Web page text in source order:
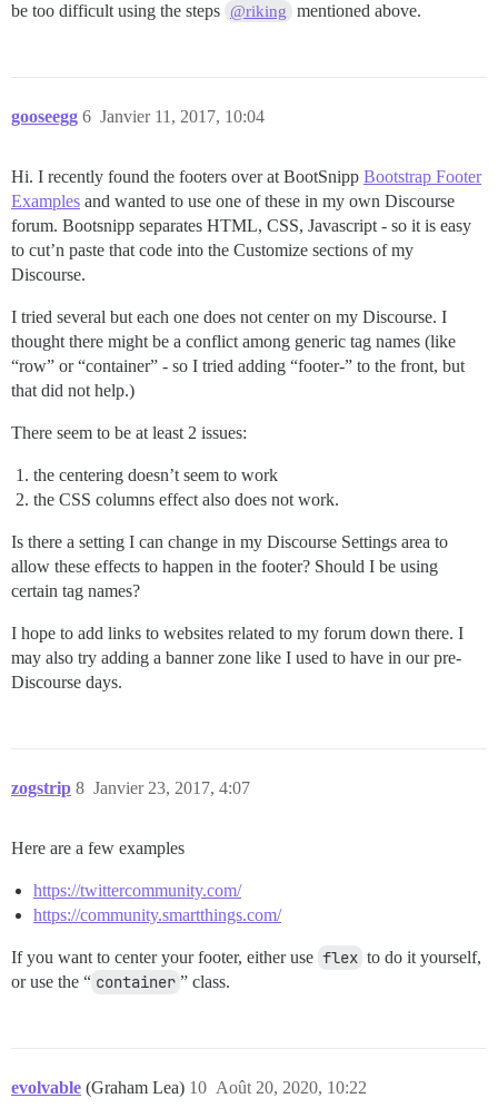
be too difficult using the steps @riking mentioned above.
gooseegg Janvier 11, 2017, 10:04
6
Hi. I recently found the footers over at BootSnipp Bootstrap Footer
Examples and wanted to use one of these in my own Discourse
forum. Bootsnipp separates HTML, CSS, Javascript - so it is easy
to cut’n paste that code into the Customize sections of my
Discourse.
I tried several but each one does not center on my Discourse. I
thought there might be a conflict among generic tag names (like
“row” or “container” - so I tried adding “footer-” to the front, but
that did not help.)
There seem to be at least 2 issues:
the centering doesn’t seem to work
the CSS columns effect also does not work.
Is there a setting I can change in my Discourse Settings area to
allow these effects to happen in the footer? Should I be using
certain tag names?
I hope to add links to websites related to my forum down there. I
may also try adding a banner zone like I used to have in our pre-
Discourse days.
zogstrip Janvier 23, 2017, 4:07
8
Here are a few examples
https://twittercommunity.com/
https://community.smartthings.com/
If you want to center your footer, either use flex to do it yourself,
or use the “ container ” class.
evolvable (Graham Lea) Août 20, 2020, 10:22
10